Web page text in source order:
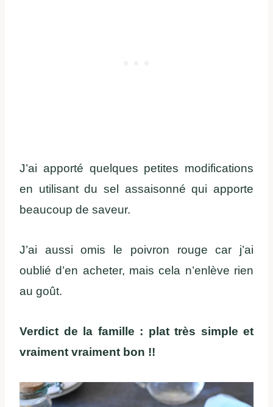
J’ai apporté quelques petites modifications
en utilisant du sel assaisonné qui apporte
beaucoup de saveur.
J’ai aussi omis le poivron rouge car j’ai
oublié d’en acheter, mais cela n’enlève rien
au goût.
Verdict de la famille : plat très simple et
vraiment vraiment bon !!